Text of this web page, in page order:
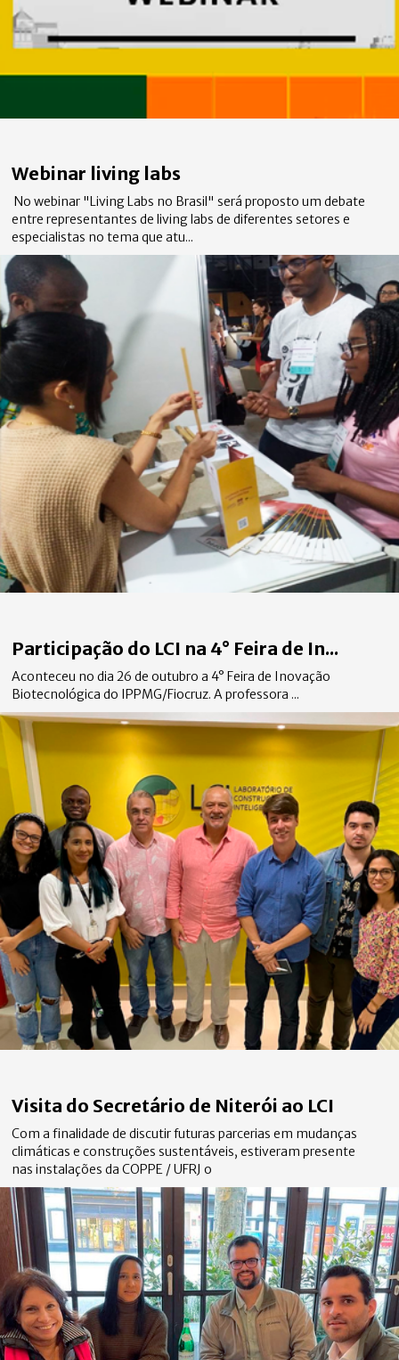
Webinar living labs
No webinar "Living Labs no Brasil" será proposto um debate
entre representantes de living labs de diferentes setores e
especialistas no tema que atu...
Participação do LCI na 4° Feira de In...
Aconteceu no dia 26 de outubro a 4° Feira de Inovação
Biotecnológica do IPPMG/Fiocruz. A professora ...
Visita do Secretário de Niterói ao LCI
Com a finalidade de discutir futuras parcerias em mudanças
climáticas e construções sustentáveis, estiveram presente
nas instalações da COPPE / UFRJ o